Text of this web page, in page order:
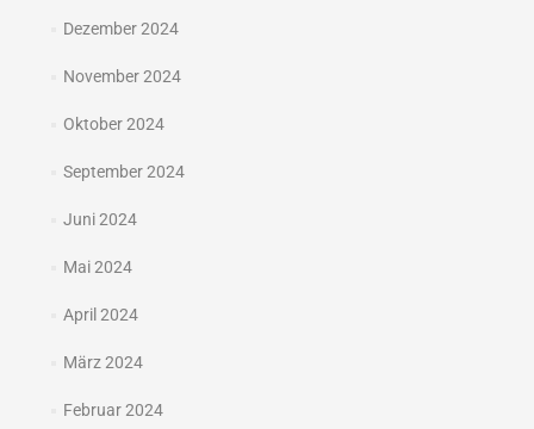
Dezember 2024
November 2024
Oktober 2024
September 2024
Juni 2024
Mai 2024
April 2024
März 2024
Februar 2024